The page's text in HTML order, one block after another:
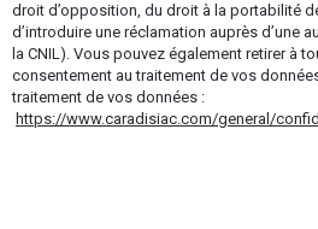
droit d’opposition, du droit à la portabilité
d’introduire une réclamation auprès d’une
la CNIL). Vous pouvez également retirer à
consentement au traitement de vos
traitement de vos données :
https://www.caradisiac.com/general/